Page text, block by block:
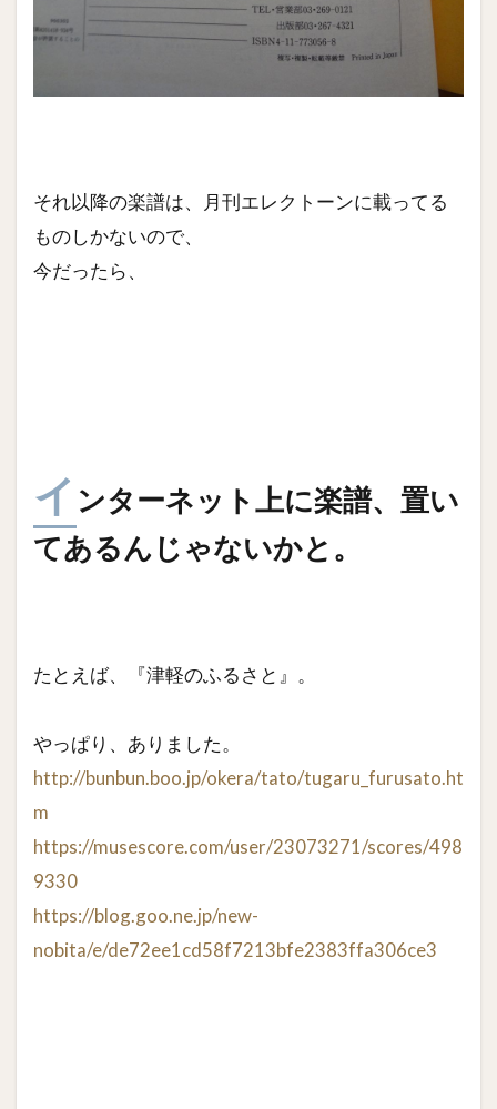
それ以降の楽譜は、月刊エレクトーンに載ってる
ものしかないので、
今だったら、
イ ンターネット上に楽譜、置い
てあるんじゃないかと。
たとえば、『津軽のふるさと』。
やっぱり、ありました。
http://bunbun.boo.jp/okera/tato/tugaru_furusato.ht
m
https://musescore.com/user/23073271/scores/498
9330
https://blog.goo.ne.jp/new-
nobita/e/de72ee1cd58f7213bfe2383ffa306ce3